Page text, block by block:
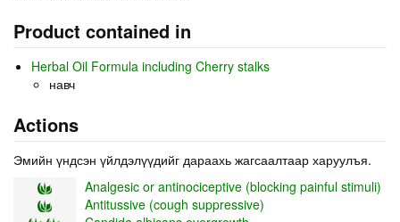
Product contained in
Herbal Oil Formula including Cherry stalks
навч
Actions
Эмийн үндсэн үйлдэлүүдийг дараахь жагсаалтаар харуулъя.
Analgesic or antinociceptive (blocking painful stimuli)
Antitussive (cough suppressive)